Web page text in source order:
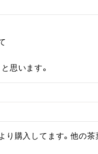
思います。
り購入してます。他の